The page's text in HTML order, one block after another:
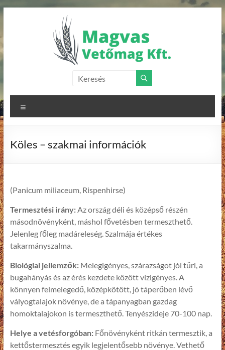
Skip
Vetőmag
Kft.
forgalmazása
Köles – szakmai információk
(Panicum miliaceum, Rispenhirse)
Termesztési irány:Az ország déli és középső részén
másodnövényként, máshol fővetésben termeszthető.
Jelenleg főleg madáreleség. Szalmája értékes
takarmányszalma.
Biológiai jellemzők:Melegigényes, szárazságot jól tűri, a
bugahányás és az érés kezdete között vízigényes. A
könnyen felmelegedő, középkötött, jó táperőben lévő
vályogtalajok növénye, de a tápanyagban gazdag
homoktalajokon is termeszthető. Tenyészideje 70-100 nap.
Helye a vetésforgóban:Főnövényként ritkán termesztik, a
kettőstermesztés egyik legjelentősebb növénye. Vethető